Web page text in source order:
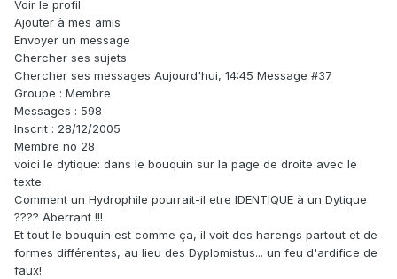
Voir le profil
Ajouter à mes amis
Envoyer un message
Chercher ses sujets
Chercher ses messages Aujourd'hui, 14:45 Message #37
Groupe : Membre
Messages : 598
Inscrit : 28/12/2005
Membre no 28
voici le dytique: dans le bouquin sur la page de droite avec le
texte.
Comment un Hydrophile pourrait-il etre IDENTIQUE à un Dytique
???? Aberrant !!!
Et tout le bouquin est comme ça, il voit des harengs partout et de
formes différentes, au lieu des Dyplomistus... un feu d'ardifice de
faux!